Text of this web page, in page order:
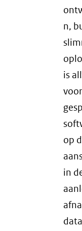
n,
is
op
in